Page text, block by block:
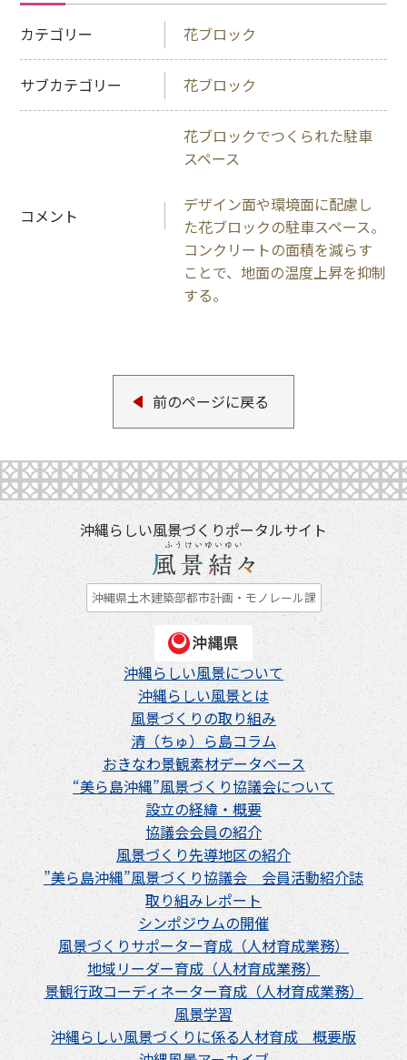
カテゴリー 花ブロック
サブカテゴリー 花ブロック
コメント
花ブロックでつくられた駐車
スペース
デザイン面や環境面に配慮し
た花ブロックの駐車スペース。
コンクリートの面積を減らす
ことで、地面の温度上昇を抑制
する。
前のページに戻る
沖縄らしい風景づくりポータルサイト
沖縄県土木建築部都市計画・モノレール課
沖縄らしい風景について
沖縄らしい風景とは
風景づくりの取り組み
清（ちゅ）ら島コラム
おきなわ景観素材データベース
“美ら島沖縄”風景づくり協議会について
設立の経緯・概要
協議会会員の紹介
風景づくり先導地区の紹介
”美ら島沖縄”風景づくり協議会 会員活動紹介誌
取り組みレポート
シンポジウムの開催
風景づくりサポーター育成（人材育成業務）
地域リーダー育成（人材育成業務）
景観行政コーディネーター育成（人材育成業務）
風景学習
沖縄らしい風景づくりに係る人材育成 概要版